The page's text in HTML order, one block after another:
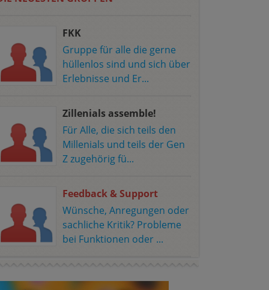
FKK
Gruppe für alle die gerne
hüllenlos sind und sich über
Erlebnisse und Er...
Zillenials assemble!
Für Alle, die sich teils den
Millenials und teils der Gen
Z zugehörig fü...
Feedback & Support
Wünsche, Anregungen oder
sachliche Kritik? Probleme
bei Funktionen oder ...